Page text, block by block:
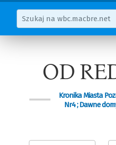
OD
Kronika Miasta
Nr4 ; Dawne